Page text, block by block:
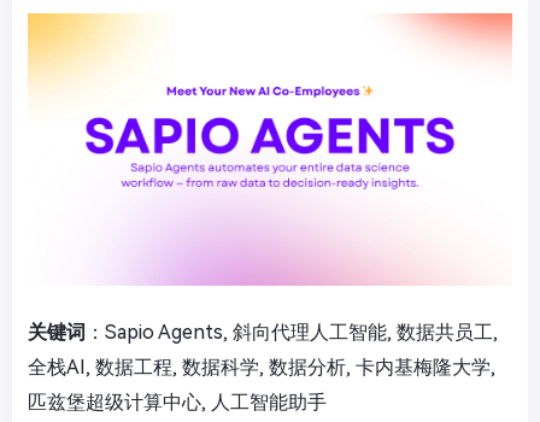
关键词 ：Sapio Agents, 斜向代理人工智能, 数据共员工,
全栈AI, 数据工程, 数据科学, 数据分析, 卡内基梅隆大学,
匹兹堡超级计算中心, 人工智能助手